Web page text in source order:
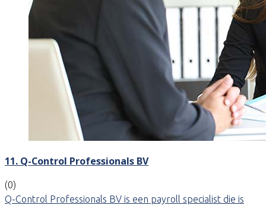
11. Q-Control Professionals BV
(0)
Q-Control Professionals BV is een payroll specialist die is